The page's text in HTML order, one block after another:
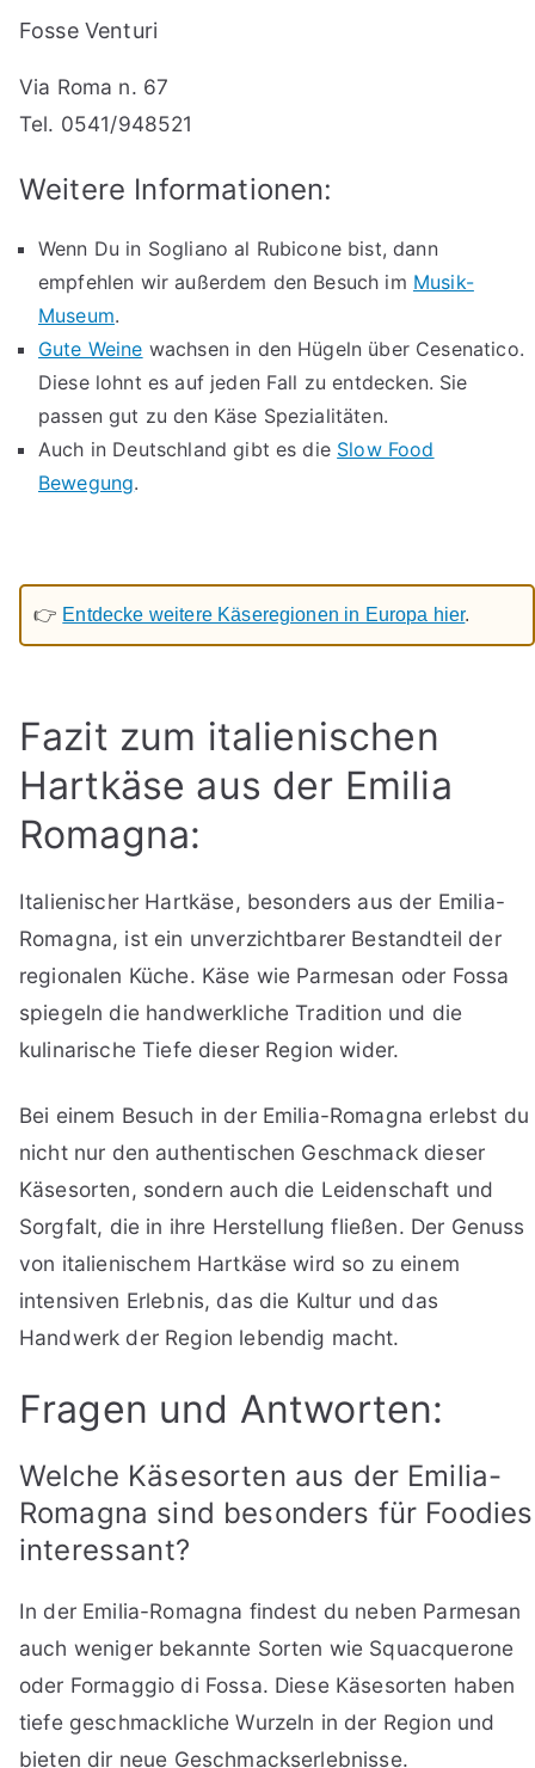
Fosse Venturi
Via Roma n. 67
Tel. 0541/948521
Weitere Informationen:
Wenn Du in Sogliano al Rubicone bist, dann
empfehlen wir außerdem den Besuch im Musik-
Museum.
Gute Weine wachsen in den Hügeln über Cesenatico.
Diese lohnt es auf jeden Fall zu entdecken. Sie
passen gut zu den Käse Spezialitäten.
Auch in Deutschland gibt es die Slow Food
Bewegung.
👉 Entdecke weitere Käseregionen in Europa hier.
Fazit zum italienischen
Hartkäse aus der Emilia
Romagna:
Italienischer Hartkäse, besonders aus der Emilia-
Romagna, ist ein unverzichtbarer Bestandteil der
regionalen Küche. Käse wie Parmesan oder Fossa
spiegeln die handwerkliche Tradition und die
kulinarische Tiefe dieser Region wider.
Bei einem Besuch in der Emilia-Romagna erlebst du
nicht nur den authentischen Geschmack dieser
Käsesorten, sondern auch die Leidenschaft und
Sorgfalt, die in ihre Herstellung fließen. Der Genuss
von italienischem Hartkäse wird so zu einem
intensiven Erlebnis, das die Kultur und das
Handwerk der Region lebendig macht.
Fragen und Antworten:
Welche Käsesorten aus der Emilia-
Romagna sind besonders für Foodies
interessant?
In der Emilia-Romagna findest du neben Parmesan
auch weniger bekannte Sorten wie Squacquerone
oder Formaggio di Fossa. Diese Käsesorten haben
tiefe geschmackliche Wurzeln in der Region und
bieten dir neue Geschmackserlebnisse.